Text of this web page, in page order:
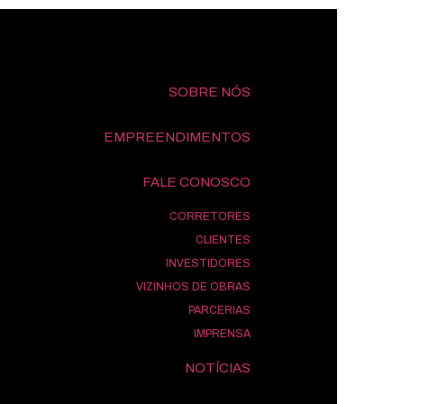
SOBRE NÓS
EMPREENDIMENTOS
FALE CONOSCO
CORRETORES
CLIENTES
INVESTIDORES
VIZINHOS DE OBRAS
PARCERIAS
IMPRENSA
NOTÍCIAS